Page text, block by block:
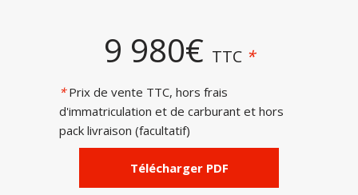
9 980€ TTC*
*Prix de vente TTC, hors frais
d'immatriculation et de carburant et hors
pack livraison (facultatif)
Télécharger PDF